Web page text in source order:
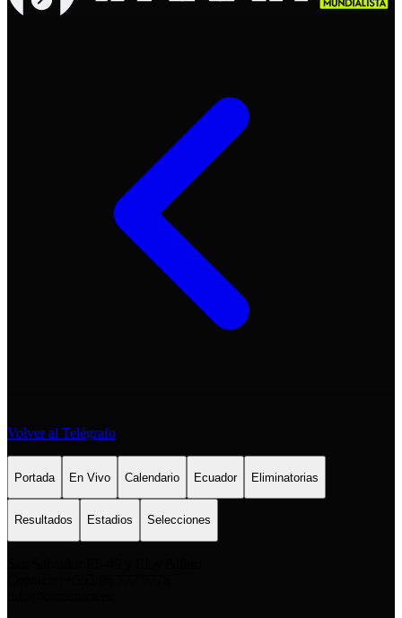
Volver al Telégrafo
Portada En Vivo Calendario Ecuador Eliminatorias
Resultados Estadios Selecciones